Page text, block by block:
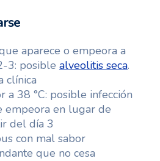
aparece o empeora a
3: posible alveolitis seca.
clínica
a 38 °C: posible infección
empeora en lugar de
del día 3
con mal sabor
que no cesa